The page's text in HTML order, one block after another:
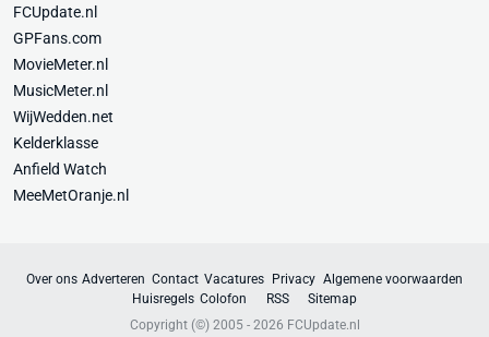
FCUpdate.nl
GPFans.com
MovieMeter.nl
MusicMeter.nl
WijWedden.net
Kelderklasse
Anfield Watch
MeeMetOranje.nl
Over ons Adverteren Contact Vacatures Privacy Algemene voorwaarden
Huisregels Colofon RSS
Sitemap
Copyright (©) 2005 - 2026 FCUpdate.nl